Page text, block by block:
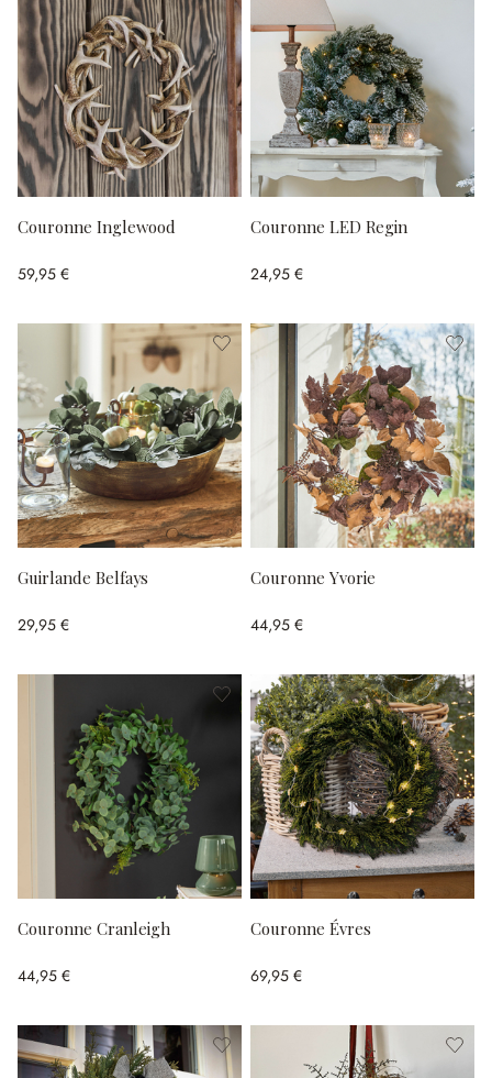
Couronne Inglewood
59,95 €
Couronne LED Regin
24,95 €
Guirlande Belfays
29,95 €
Couronne Yvorie
44,95 €
Couronne Cranleigh
44,95 €
Couronne Évres
69,95 €